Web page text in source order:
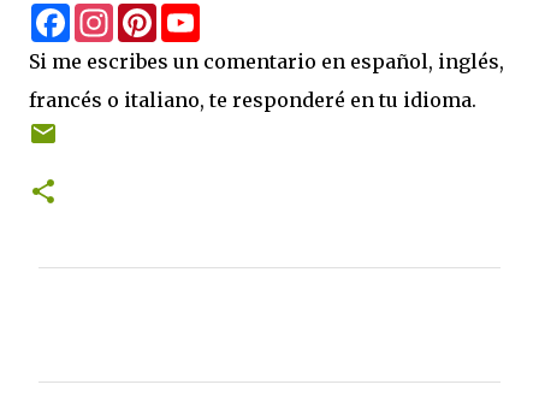
F
a
c
e
b
o
I
n
s
t
a
g
P
i
n
t
e
r
u
T
u
b
l
Si me escribes un comentario en español, inglés,
francés o italiano, te responderé en tu idioma.